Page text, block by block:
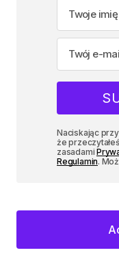
Naciskając
że
zasadami
Regulamin.